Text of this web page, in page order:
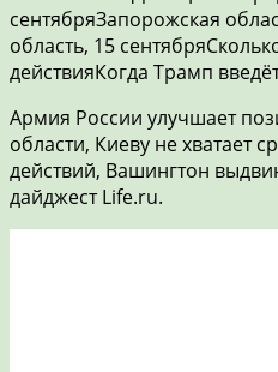
сентябряЗапорожская
область, 15
действияКогда Трамп
Армия России улучшает
области, Киеву не хватает
действий, Вашингтон
дайджест Life.ru.